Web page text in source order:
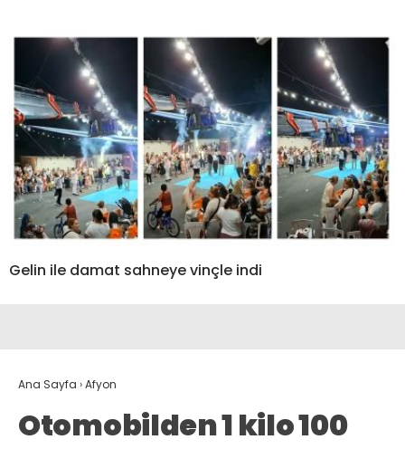
Gelin ile damat sahneye vinçle indi
Ana Sayfa ›Afyon
Otomobilden 1 kilo 100